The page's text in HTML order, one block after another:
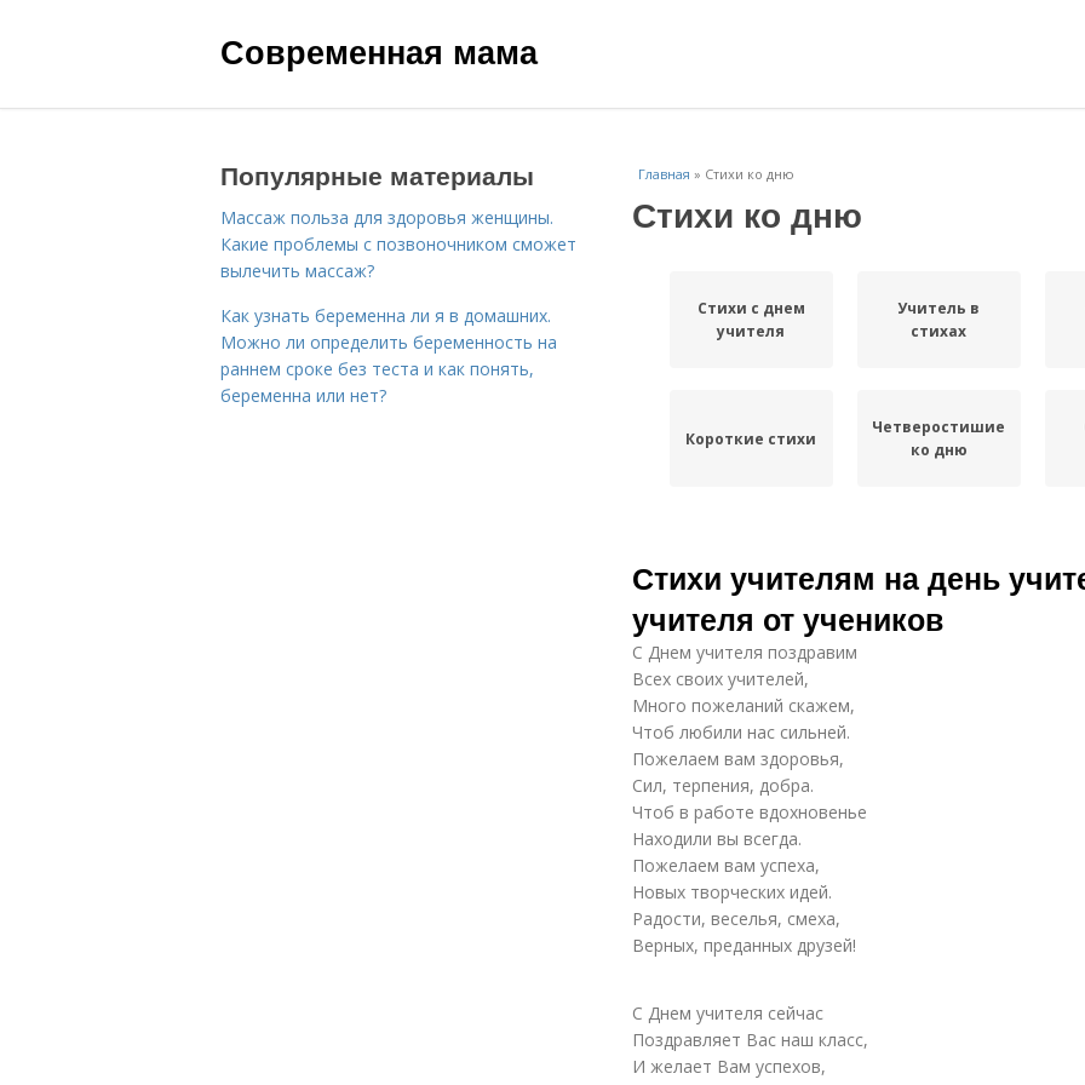
Современная мама
Главная » Стихи ко дню
Стихи ко дню
Стихи с днем
учителя
Учитель в
стихах
Короткие стихи
Четверостишие
ко дню
учителей
Стихи об
учителях
Стихи про
воспитателя
Воспитатели в
стихах
Прикольные
стихи
Стихи учителям на день
учителя от учеников
С Днем учителя поздравим
Всех своих учителей,
Много пожеланий скажем,
Чтоб любили нас сильней.
Пожелаем вам здоровья,
Сил, терпения, добра.
Чтоб в работе вдохновенье
Находили вы всегда.
Пожелаем вам успеха,
Новых творческих идей.
Радости, веселья, смеха,
Верных, преданных друзей!
С Днем учителя сейчас
Поздравляет Вас наш класс,
И желает Вам успехов,
Популярные материалы
Массаж польза для здоровья женщины.
Какие проблемы с позвоночником сможет
вылечить массаж?
Как узнать беременна ли я в домашних.
Можно ли определить беременность на
раннем сроке без теста и как понять,
беременна или нет?